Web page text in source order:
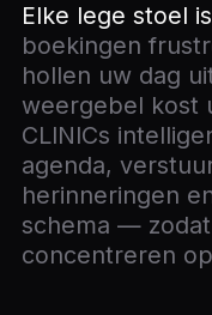
Elke lege stoel
boekingen
hollen uw dag
weergebel kost
CLINICs
agenda,
herinneringen
schema —
concentreren